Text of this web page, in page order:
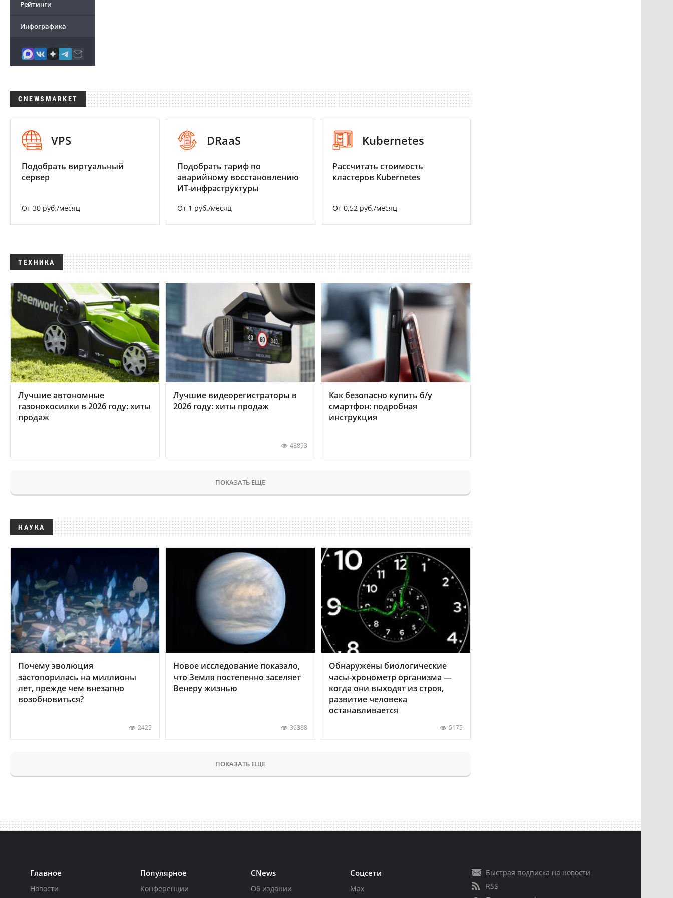
Рейтинги
Инфографика
CNEWSMARKET
VPS
Подобрать виртуальный
сервер
От 30 руб./месяц
DRaaS
Подобрать тариф по
аварийному восстановлению
ИТ-инфраструктуры
От 1 руб./месяц
Kubernetes
Рассчитать стоимость
кластеров Kubernetes
От 0.52 руб./месяц
ТЕХНИКА
Лучшие автономные
газонокосилки в 2026 году: хиты
продаж
Лучшие видеорегистраторы в
2026 году: хиты продаж
48893
Как безопасно купить б/у
смартфон: подробная
инструкция
ПОКАЗАТЬ ЕЩЕ
НАУКА
Почему эволюция
застопорилась на миллионы
лет, прежде чем внезапно
возобновиться?
2425
Новое исследование показало,
что Земля постепенно заселяет
Венеру жизнью
36388
Обнаружены биологические
часы-хронометр организма —
когда они выходят из строя,
развитие человека
останавливается
5175
ПОКАЗАТЬ ЕЩЕ
Главное
Новости
Популярное
Конференции
CNews
Об издании
Соцсети
Max
Быстрая подписка на новости
RSS